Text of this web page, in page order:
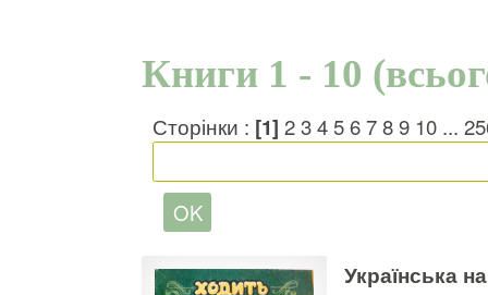
Книги 1 - 10
Сторінки : [1] 23456789 10 ...
Українська